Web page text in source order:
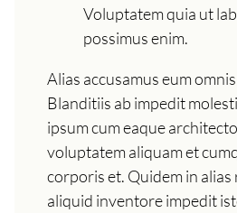
Voluptatem quia ut
possimus enim.
Alias accusamus eum
Blanditiis ab impedit
ipsum cum eaque
voluptatem aliquam et
corporis et. Quidem in
aliquid inventore impedit